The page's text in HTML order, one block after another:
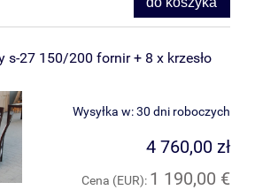
s-27 150/200 fornir + 8 x krzesło
Wysyłka w:30 dni roboczych
4 760,00 zł
Cena (EUR): 1 190,00 €